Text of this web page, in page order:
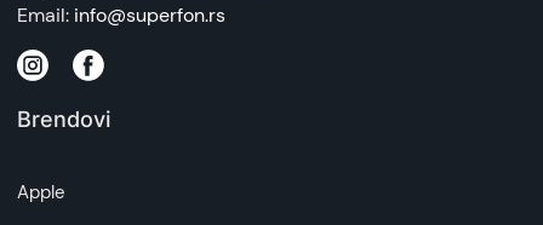
Email: info@superfon.rs
Brendovi
Apple